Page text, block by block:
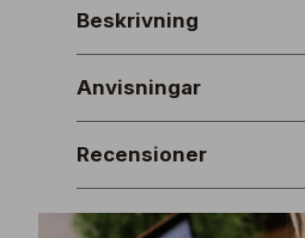
Beskrivning
Anvisningar
Recensioner